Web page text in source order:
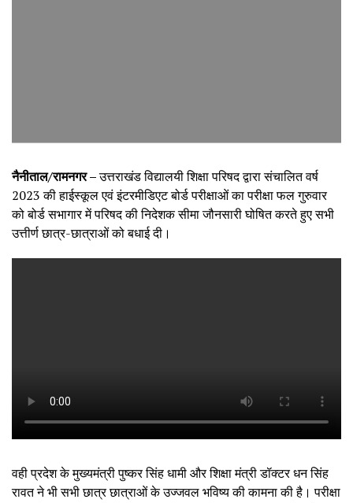
नैनीताल/रामनगर –उत्तराखंड विद्यालयी शिक्षा परिषद द्वारा संचालित वर्ष
2023 की हाईस्कूल एवं इंटरमीडिएट बोर्ड परीक्षाओं का परीक्षा फल गुरुवार
को बोर्ड सभागार में परिषद की निदेशक सीमा जौनसारी घोषित करते हुए सभी
उत्तीर्ण छात्र-छात्राओं को बधाई दी।
वही प्रदेश के मुख्यमंत्री पुष्कर सिंह धामी और शिक्षा मंत्री डॉक्टर धन सिंह
रावत ने भी सभी छात्र छात्राओं के उज्जवल भविष्य की कामना की है। परीक्षा